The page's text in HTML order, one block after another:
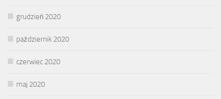
grudzień 2020
październik 2020
czerwiec 2020
maj 2020